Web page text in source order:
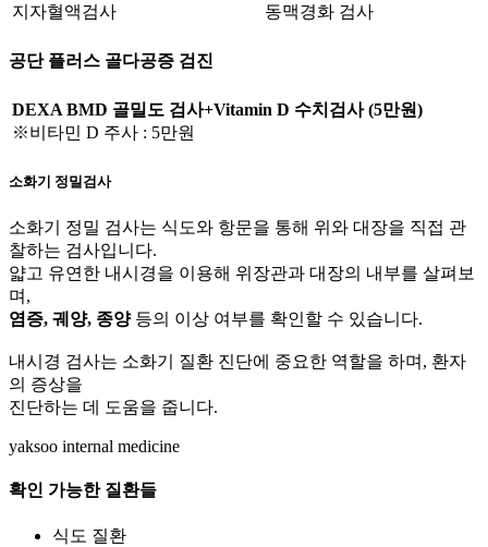
지자혈액검사
동맥경화 검사
공단 플러스 골다공증 검진
DEXA BMD 골밀도 검사+Vitamin D 수치검사 (5만원)
※비타민 D 주사 : 5만원
소화기 정밀검사
소화기 정밀 검사는 식도와 항문을 통해 위와 대장을 직접 관
찰하는 검사입니다.
얇고 유연한 내시경을 이용해 위장관과 대장의 내부를 살펴보
며,
염증, 궤양, 종양등의 이상 여부를 확인할 수 있습니다.
내시경 검사는 소화기 질환 진단에 중요한 역할을 하며, 환자
의 증상을
진단하는 데 도움을 줍니다.
yaksoo internal medicine
확인 가능한 질환들
식도 질환